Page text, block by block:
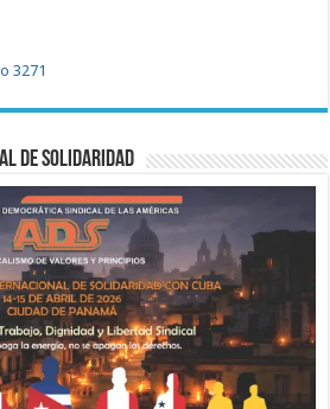
3271
de Solidaridad